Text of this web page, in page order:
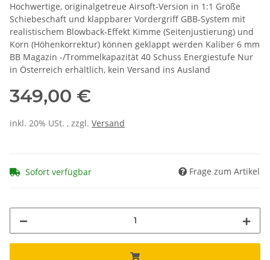
Hochwertige, originalgetreue Airsoft-Version in 1:1 Größe
Schiebeschaft und klappbarer Vordergriff GBB-System mit
realistischem Blowback-Effekt Kimme (Seitenjustierung) und
Korn (Höhenkorrektur) können geklappt werden Kaliber 6 mm
BB Magazin -/Trommelkapazität 40 Schuss Energiestufe Nur
in Österreich erhältlich, kein Versand ins Ausland
349,00 €
inkl. 20% USt. , zzgl. Versand
Sofort verfügbar Frage zum Artikel